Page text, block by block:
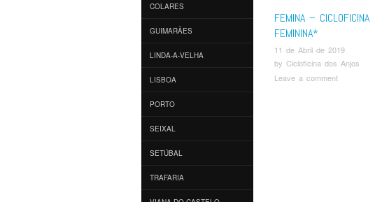
FEMINA – CICLOFICINA
FEMININA*
11 de Abril de 2019
by Cicloficina dos Anjos
Leave a comment
COLARES
GUIMARÃES
LINDA-A-VELHA
LISBOA
PORTO
SEIXAL
SETÚBAL
TRAFARIA